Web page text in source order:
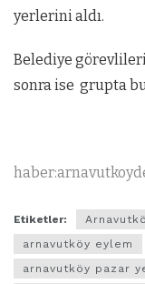
yerlerini aldı.
Belediye
sonra ise grupta
Etiketler:
arnavutköy eylem
arnavutköy pazar